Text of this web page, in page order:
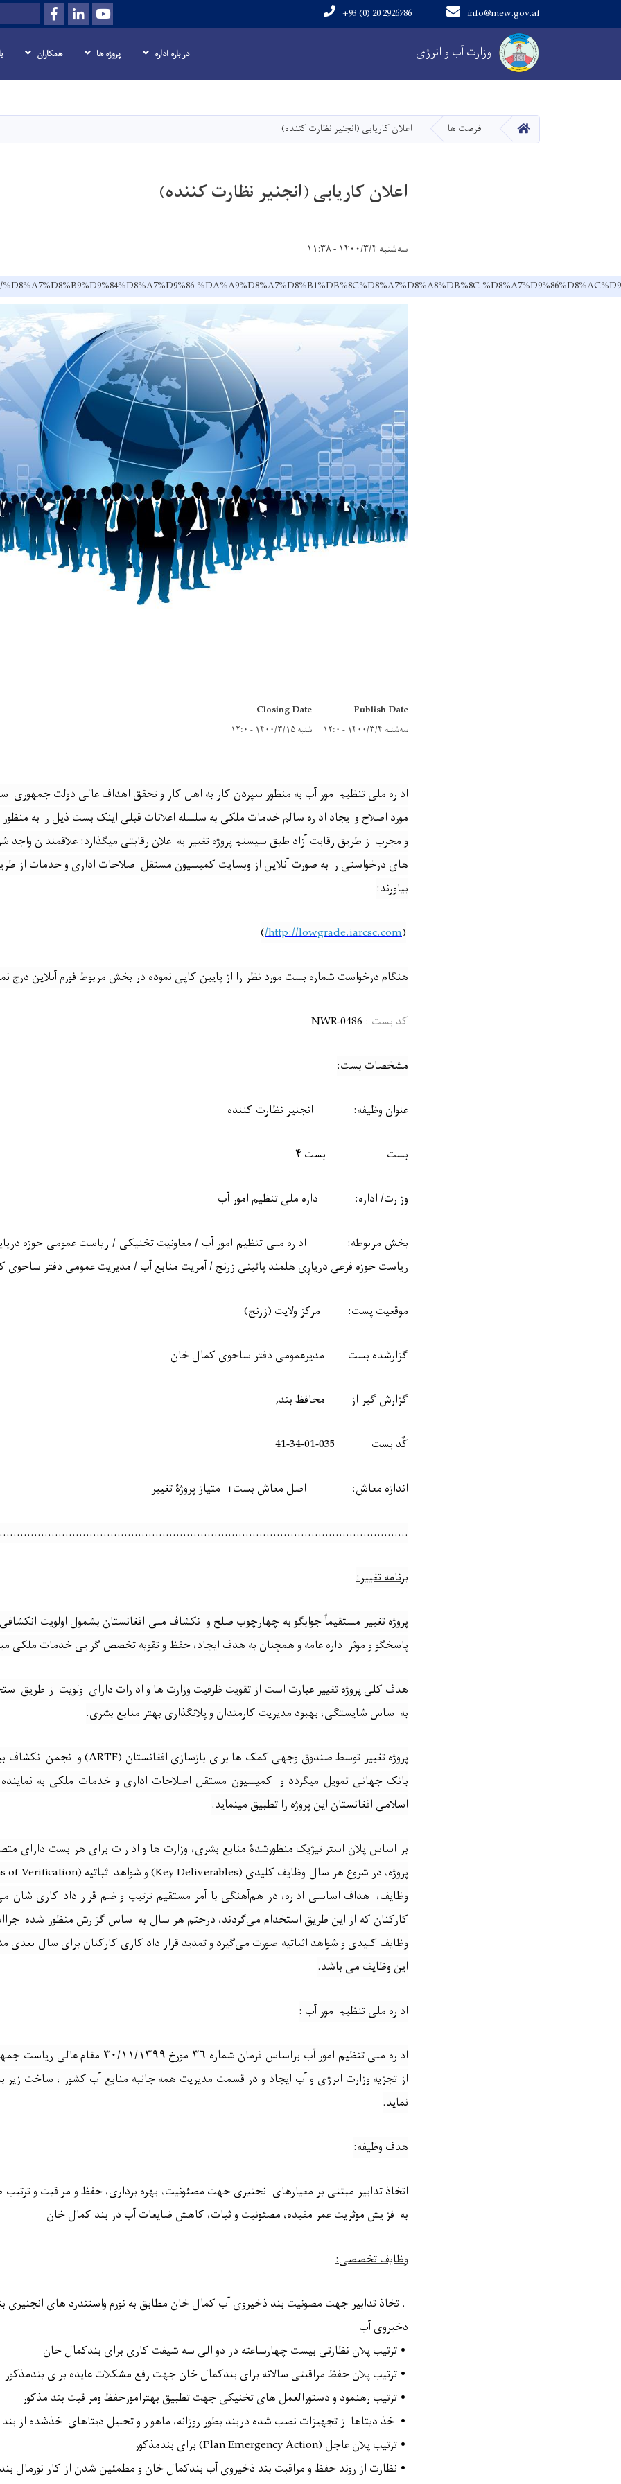
content
وزارت آب و انرژی
info@mew.gov.af
+93 (0) 20 2926786
Youtube
LinkedIn
Facebook
Search
Main navigation
در باره اداره پروژه ها همکاران
خانه فرصت ها اعلان کاریابی (انجنیر نظارت کننده)
اعلان کاریابی (انجنیر نظارت کننده)
سه‌شنبه ۱۴۰۰/۳/۴ - ۱۱:۳۸
%DA%A9%D8%A7%D8%B1%DB%8C%D8%A7%D8%A8%DB%8C-
Publish Date
سه‌شنبه ۱۴۰۰/۳/۴ - ۱۲:۰
Closing Date
شنبه ۱۴۰۰/۳/۱۵ - ۱۲:۰
اداره ملی تنظیم امور آب به منظور سپردن کار به اهل کار و تحقق اهداف عالی دولت جمهوری
مورد اصلاح و ایجاد اداره سالم خدمات ملکی به سلسله اعلانات قبلی اینک بست ذیل را به
و مجرب از طریق رقابت آزاد طبق سیستم پروژه تغییر به اعلان رقابتی میگذارد: علاقمندان واجد
های درخواستی را به صورت آنلاین از وبسایت کمیسیون مستقل اصلاحات اداری و خدمات از
بیاورند:
(
http://lowgrade.iarcsc.com/
)
هنگام درخواست شماره بست مورد نظر را از پایین کاپی نموده در بخش مربوط فورم آنلاین درج
کد بست : NWR-0486
مشخصات بست:
عنوان وظیفه: انجنیر نظارت کننده
بست بست ۴
وزارت/ اداره: اداره ملی تنظیم امور آب
بخش مربوطه:
اداره ملی تنظیم امور آب / معاونیت تخنیکی / ریاست عمومی حوزه
ریاست حوزه فرعی دریاړی هلمند پائینی زرنج / آمریت منابع آب / مدیریت عمومی دفتر
موقعیت پست: مرکز ولایت (زرنج)
گزارشده بست مدیرعمومی دفتر ساحوی کمال خان
گزارش گیر از محافظ بند,
کٌد بست 41-34-01-035
اندازه معاش: اصل معاش بست+ امتیاز پروژۀ تغییر
برنامه تغییر:
پروژه تغییر مستقیماً جوابگو به چهارچوب صلح و انکشاف ملی افغانستان بشمول اولویت
پاسخگو و موثر اداره عامه و همچنان به هدف ایجاد، حفظ و تقویه تخصص گرایی خدمات ملکی
هدف کلی پروژه تغییر عبارت است از تقویت ظرفیت وزارت ها و ادارات دارای اولویت از طریق
به اساس شایستگی، بهبود مدیریت کارمندان و پلانگذاری بهتر منابع بشری.
پروژه تغییر توسط صندوق وجهی کمک ها برای بازسازی افغانستان (ARTF)و انجمن انکشاف
بانک جهانی تمویل میگردد و کمیسیون مستقل اصلاحات اداری و خدمات ملکی به
اسلامی افغانستان این پروژه را تطبیق مینماید.
بر اساس پلان استراتیژیک منظورشدۀ منابع بشری، وزارت‌ ها و ادارات برای هر بست دارای
پروژه، در شروع هر سال وظایف کلیدی (Key Deliverables)و شواهد اثباتیه of Verification)
وظایف، اهداف اساسی اداره، در هم‌آهنگی با آمر مستقیم ترتیب و ضم قرار داد کاری شان
کارکنان که از این طریق استخدام می‌گردند، درختم هر سال به اساس گزارش منظور شده
وظایف کلیدی و شواهد اثباتیه صورت می‌گیرد و تمدید قرار داد کاری کارکنان برای سال بعدی
این وظایف می باشد.
اداره ملی تنظیم امور آب:
اداره ملی تنظیم امور آب براساس فرمان شماره ۳۶
از تجزیه وزارت انرژی و‌ آب ایجاد و در قسمت مدیریت همه جانبه منابع آب کشور ، ساخت زیر
نماید.
هدف وظیفه:
اتخاذ تدابیر مبتنی بر معیارهای انجنیری جهت مصئونیت، بهره برداری، حفظ و مراقبت و
به افزایش موثریت عمر مفیده، مصئونیت و ثبات، کاهش ضایعات آب در بند کمال خان
وظایف تخصصی:
.اتخاذ تدابیر جهت مصونیت بند ذخیروی آب کمال خان مطابق به نورم واستندرد های انجنیری
ذخیروی آب
• ترتیب پلان نظارتی بیست چهارساعته در دو الی سه شیفت کاری برای بندکمال خان
• ترتیب پلان حفظ مراقبتی سالانه برای بندکمال خان جهت رفع مشکلات عایده برای بندمذکور
• ترتیب رهنمود و دستورالعمل های تخنیکی جهت تطبیق بهترامورحفظ ومراقبت بند مذکور
• اخذ دیتاها از تجهیزات نصب شده دربند بطور روزانه، ماهوار و تحلیل دیتاهای اخذشده از
• ترتیب پلان عاجل (Emergency Action
Plan) برای بندمذکور
• نظارت از روند حفظ و مراقبت بند ذخیروی آب بندکمال خان و مطمئین شدن از کار نورمال